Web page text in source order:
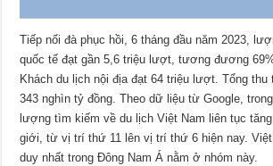
Tiếp nối đà phục hồi, 6 tháng đầu năm 2023,
quốc tế đạt gần 5,6 triệu lượt, tương đương
Khách du lịch nội địa đạt 64 triệu lượt. Tổng
343 nghìn tỷ đồng. Theo dữ liệu từ Google,
lượng tìm kiếm về du lịch Việt Nam liên tục
giới, từ vị trí thứ 11 lên vị trí thứ 6 hiện nay. Việt
duy nhất trong Đông Nam Á nằm ở nhóm này.